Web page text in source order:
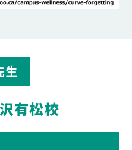
生
有松校